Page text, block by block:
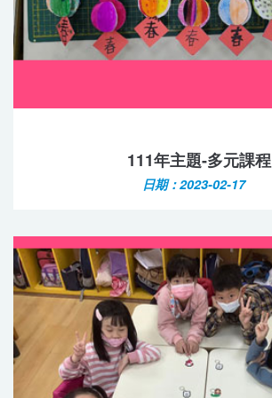
111年主題-多元課程
日期：2023-02-17